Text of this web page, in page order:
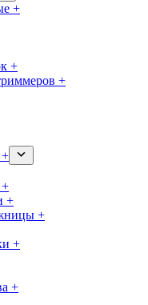
+
+
+
+
+
+
+